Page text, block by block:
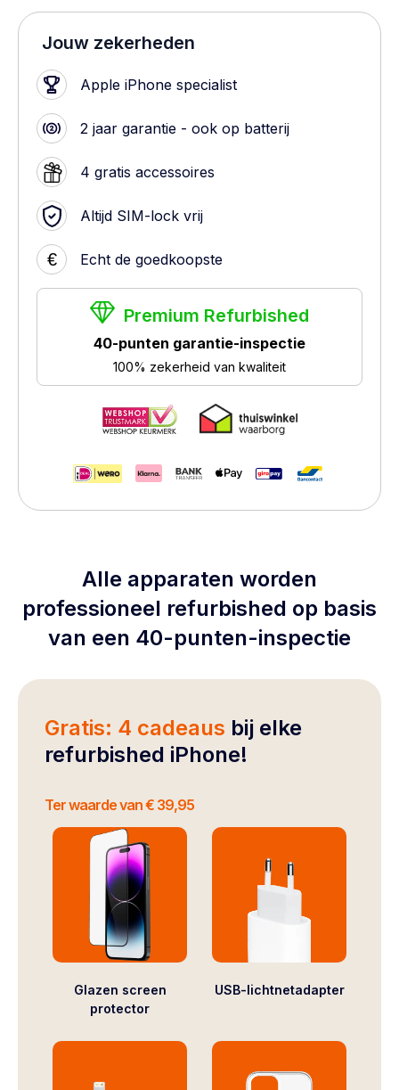
Jouw zekerheden
Apple iPhone specialist
2 jaar garantie - ook op batterij
4 gratis accessoires
Altijd SIM-lock vrij
€ Echt de goedkoopste
Premium Refurbished
40-punten garantie-inspectie
100% zekerheid van kwaliteit
Alle apparaten worden
professioneel refurbished op basis
van een 40-punten-inspectie
Gratis: 4 cadeaus bij elke
refurbished iPhone!
Ter waarde van € 39,95
Glazen screen
protector
USB-lichtnetadapter